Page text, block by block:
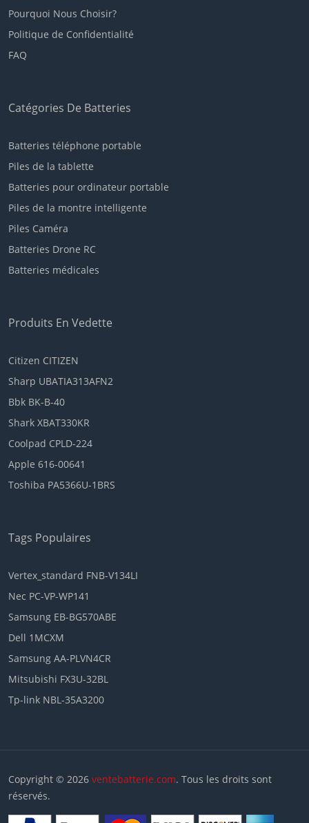
Pourquoi Nous Choisir?
Politique de Confidentialité
FAQ
Catégories De Batteries
Batteries téléphone portable
Piles de la tablette
Batteries pour ordinateur portable
Piles de la montre intelligente
Piles Caméra
Batteries Drone RC
Batteries médicales
Produits En Vedette
Citizen CITIZEN
Sharp UBATIA313AFN2
Bbk BK-B-40
Shark XBAT330KR
Coolpad CPLD-224
Apple 616-00641
Toshiba PA5366U-1BRS
Tags Populaires
Vertex_standard FNB-V134LI
Nec PC-VP-WP141
Samsung EB-BG570ABE
Dell 1MCXM
Samsung AA-PLVN4CR
Mitsubishi FX3U-32BL
Tp-link NBL-35A3200
Copyright © 2026 ventebatterie.com. Tous les droits sont
réservés.